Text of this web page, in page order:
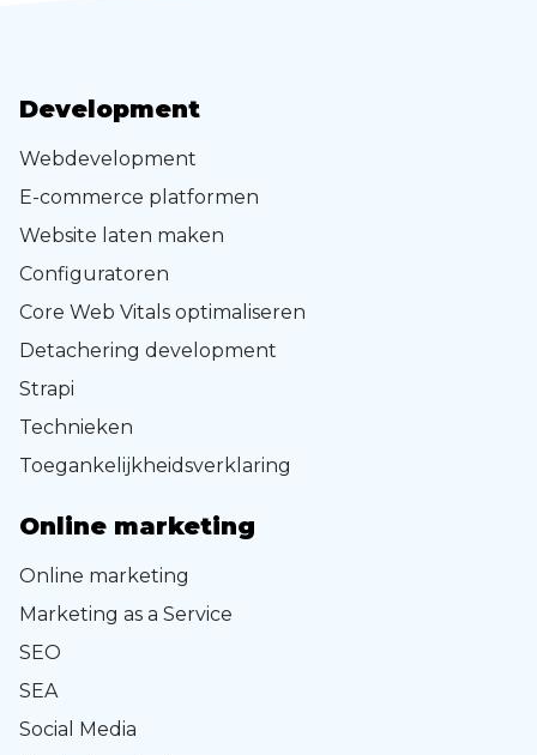
Development
Webdevelopment
E-commerce platformen
Website laten maken
Configuratoren
Core Web Vitals optimaliseren
Detachering development
Strapi
Technieken
Toegankelijkheidsverklaring
Online marketing
Online marketing
Marketing as a Service
SEO
SEA
Social Media